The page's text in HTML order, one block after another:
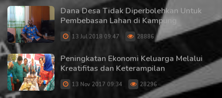
Dana Desa Tidak Diperbolehkan Untuk
Pembebasan Lahan di Kampung
13 Jul 2018 09:47 28886
Peningkatan Ekonomi Keluarga Melalui
Kreatifitas dan Keterampilan
13 Nov 2017 09:34 28296